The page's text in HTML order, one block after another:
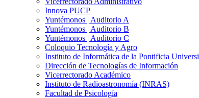
Innova PUCP
Yuntémonos | Auditorio A
Yuntémonos | Auditorio B
Yuntémonos | Auditorio C
Coloquio Tecnología y Agro
Instituto de Informática de la Pontificia
Dirección de Tecnologías de Información
Vicerrectorado Académico
Instituto de Radioastronomía (INRAS)
Facultad de Psicología